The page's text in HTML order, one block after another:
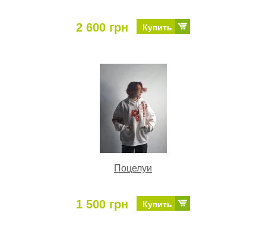
2 600 грн Купить
Поцелуи
1 500 грн Купить